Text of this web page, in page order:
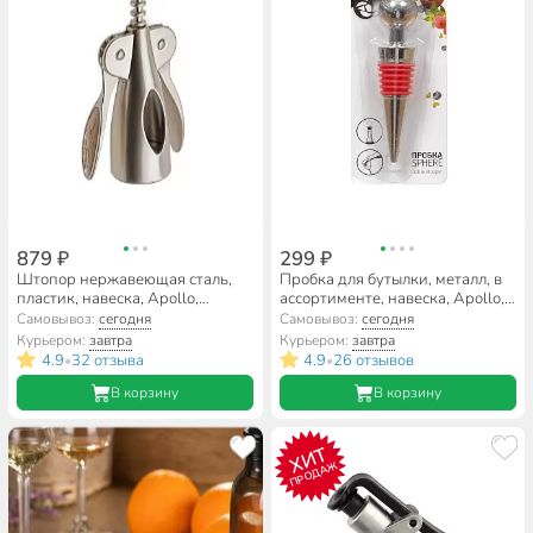
879 ₽
Штопор нержавеющая сталь,
пластик, навеска, Apollo,
DaVinci, DVC-05
Самовывоз:сегодня
Курьером:завтра
4.9•32 отзыва
В корзину
299 ₽
Пробка для бутылки, металл, в
ассортименте, навеска, Apollo,
Sphere, SPR-01
Самовывоз: сегодня
Курьером: завтра
4.9•26 отзывов
В корзину
ХИТ
ПРОДАЖ